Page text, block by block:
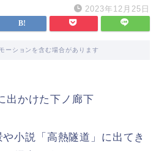
2023年12月25日
ーションを含む場合があります
出かけた下ノ廊下
小説「高熱隧道」に出てき